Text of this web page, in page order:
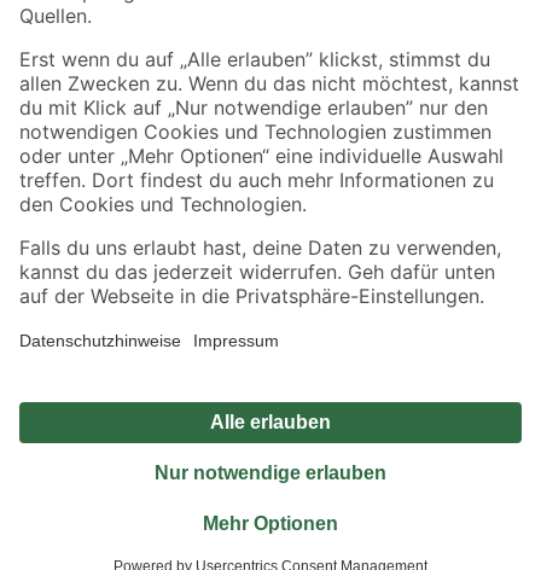
Sicher einkaufen
Jetzt die toom-App herunterladen
Alle Preisangaben in EUR inkl. gesetzl. MwSt.. Die dargestellten Angebote sind unter
Umständen nicht in allen Märkten verfügbar. Die angegebenen Verfügbarkeiten beziehen
Produkte nur solange der Vorrat reicht.
*Paketversand ab 59 € versandkostenfrei, gilt nicht für Artikel mit Speditionsversand, hier
Privatsphäre Impressum
Nutzungsbedingungen
Widerrufsrecht
Vertrag widerrufen
© 2026 toom Baumarkt GmbH